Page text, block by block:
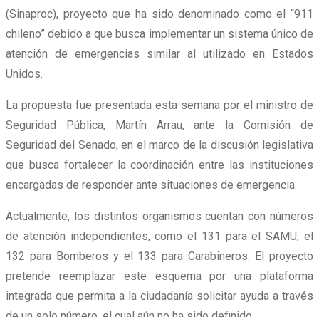
(Sinaproc), proyecto que ha sido denominado como el “911
chileno” debido a que busca implementar un sistema único de
atención de emergencias similar al utilizado en Estados
Unidos.
La propuesta fue presentada esta semana por el ministro de
Seguridad Pública, Martín Arrau, ante la Comisión de
Seguridad del Senado, en el marco de la discusión legislativa
que busca fortalecer la coordinación entre las instituciones
encargadas de responder ante situaciones de emergencia.
Actualmente, los distintos organismos cuentan con números
de atención independientes, como el 131 para el SAMU, el
132 para Bomberos y el 133 para Carabineros. El proyecto
pretende reemplazar este esquema por una plataforma
integrada que permita a la ciudadanía solicitar ayuda a través